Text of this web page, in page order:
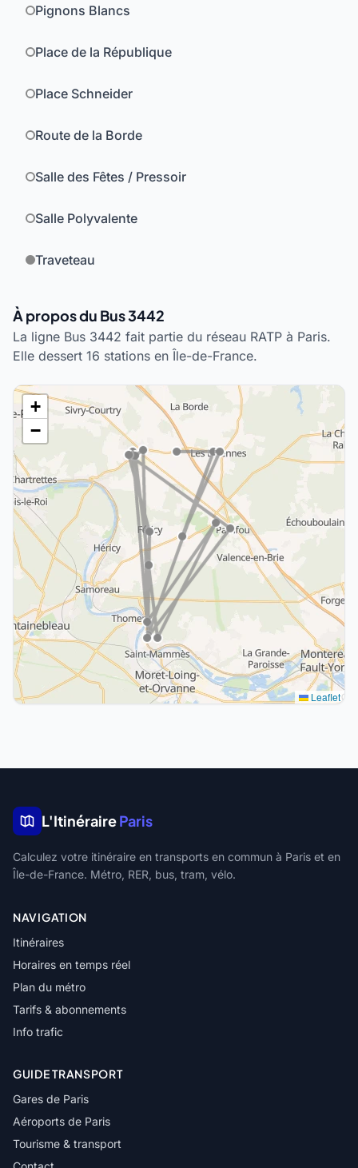
Pignons Blancs
Place de la République
Place Schneider
Route de la Borde
Salle des Fêtes / Pressoir
Salle Polyvalente
Traveteau
À propos du Bus 3442
La ligne Bus 3442 fait partie du réseau RATP à Paris.
Elle dessert 16 stations en Île-de-France.
+
−
Leaflet
L'ItinéraireParis
Calculez votre itinéraire en transports en commun à Paris et en
Île-de-France. Métro, RER, bus, tram, vélo.
NAVIGATION
Itinéraires
Horaires en temps réel
Plan du métro
Tarifs & abonnements
Info trafic
GUIDE TRANSPORT
Gares de Paris
Aéroports de Paris
Tourisme & transport